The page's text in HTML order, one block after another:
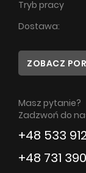
Poradnik
Serwis
Instrukcje
Tryb pracy
Dostawa:
ZOBACZ
Masz pytanie?
Zadzwoń do
+48 533
+48 731